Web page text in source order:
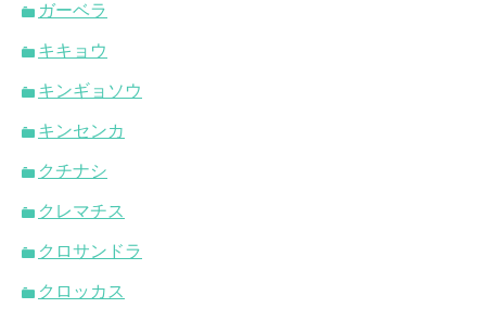
ガーベラ
キキョウ
キンギョソウ
キンセンカ
クチナシ
クレマチス
クロサンドラ
クロッカス